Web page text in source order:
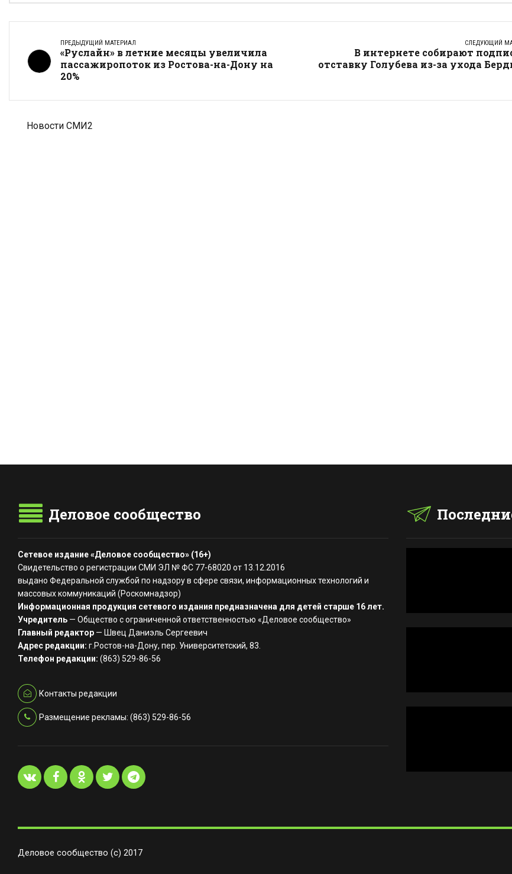
ПРЕДЫДУЩИЙ МАТЕРИАЛ
«Руслайн» в летние месяцы увеличила
пассажиропоток из Ростова-на-Дону на
20%
СЛЕДУЮЩИЙ
В интернете собирают
отставку Голубева из-за ухода
Новости СМИ2
Деловое сообщество
Сетевое издание «Деловое сообщество» (16+)
Свидетельство о регистрации СМИ ЭЛ № ФС 77-68020 от 13.12.2016
выдано Федеральной службой по надзору в сфере связи, информационных технологий и
массовых коммуникаций (Роскомнадзор)
Информационная продукция сетевого издания предназначена для детей старше 16 лет.
Учредитель — Общество с ограниченной ответственностью «Деловое сообщество»
Главный редактор — Швец Даниэль Сергеевич
Адрес редакции: г.Ростов-на-Дону, пер. Университетский, 83.
Телефон редакции: (863) 529-86-56
Контакты редакции
Размещение рекламы: (863) 529-86-56
Деловое сообщество (с) 2017